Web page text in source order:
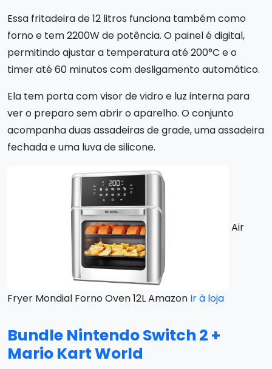
Essa fritadeira de 12 litros funciona também como
forno e tem 2200W de potência. O painel é digital,
permitindo ajustar a temperatura até 200°C e o
timer até 60 minutos com desligamento automático.
Ela tem porta com visor de vidro e luz interna para
ver o preparo sem abrir o aparelho. O conjunto
acompanha duas assadeiras de grade, uma assadeira
fechada e uma luva de silicone.
Air
Fryer Mondial Forno Oven 12L Amazon Ir à loja
Bundle Nintendo Switch 2 +
Mario Kart World